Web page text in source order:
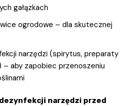
gałązkach
ogrodowe – dla skutecznej
narzędzi (spirytus, preparaty
– aby zapobiec przenoszeniu
narzędzi przed